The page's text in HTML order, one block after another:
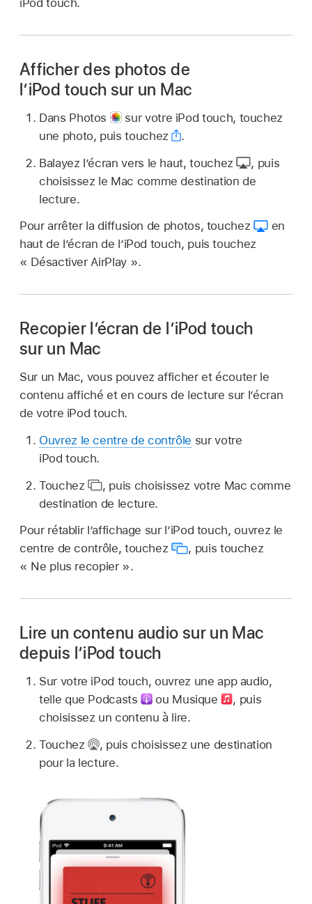
iPod touch.
Afficher des photos de
l’iPod touch sur un Mac
Dans Photos
sur votre iPod touch, touchez
une photo, puis touchez
.
Balayez l’écran vers le haut, touchez
, puis
choisissez le Mac comme destination de
lecture.
Pour arrêter la diffusion de photos, touchez
en
haut de l’écran de l’iPod touch, puis touchez
« Désactiver AirPlay ».
Recopier l’écran de l’iPod touch
sur un Mac
Sur un Mac, vous pouvez afficher et écouter le
contenu affiché et en cours de lecture sur l’écran
de votre iPod touch.
Ouvrez le centre de contrôle sur votre
iPod touch.
Touchez
, puis choisissez votre Mac comme
destination de lecture.
Pour rétablir l’affichage sur l’iPod touch, ouvrez le
centre de contrôle, touchez
, puis touchez
« Ne plus recopier ».
Lire un contenu audio sur un Mac
depuis l’iPod touch
Sur votre iPod touch, ouvrez une app audio,
telle que Podcasts
ou Musique , puis
choisissez un contenu à lire.
Touchez
, puis choisissez une destination
pour la lecture.